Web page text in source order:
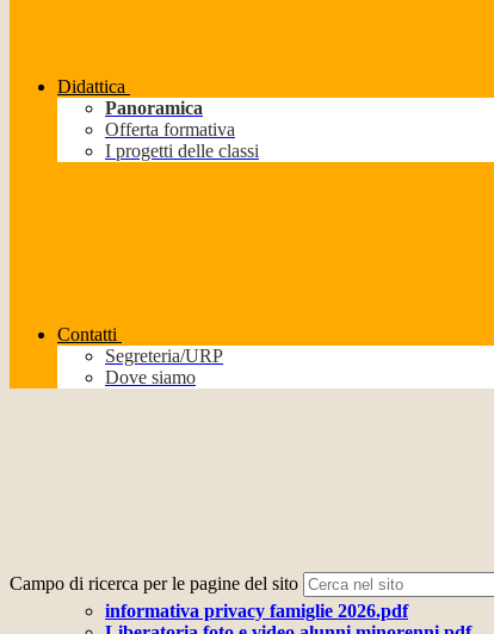
Didattica
Panoramica
Offerta formativa
I progetti delle classi
Contatti
Segreteria/URP
Dove siamo
Campo di ricerca per le pagine del sito
informativa privacy famiglie 2026.pdf